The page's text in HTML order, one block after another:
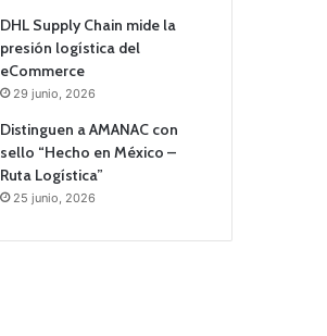
DHL Supply Chain mide la
presión logística del
eCommerce
29 junio, 2026
Distinguen a AMANAC con
sello “Hecho en México –
Ruta Logística”
25 junio, 2026